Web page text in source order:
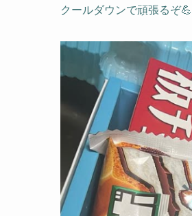
クールダウンで頑張るぞ💪